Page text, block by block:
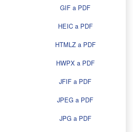
GIF a PDF
HEIC a PDF
HTMLZ a PDF
HWPX a PDF
JFIF a PDF
JPEG a PDF
JPG a PDF